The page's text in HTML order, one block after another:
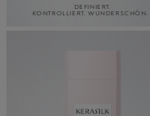
DEFINIERT.
KONTROLLIERT. WUNDERSCHÖN.